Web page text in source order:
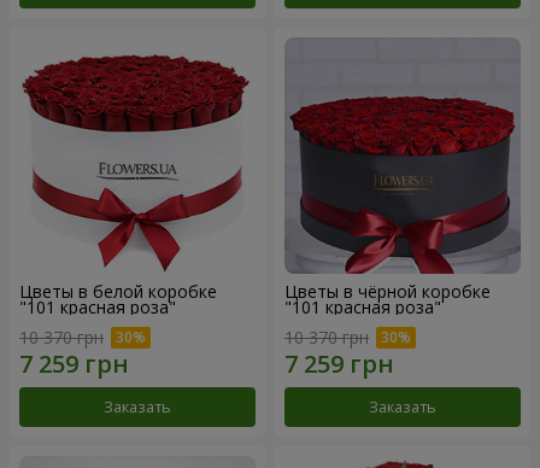
Цветы в белой коробке
"101 красная роза"
10 370 грн
Заказать
Цветы в чёрной коробке
"101 красная роза"
10 370 грн
Заказать